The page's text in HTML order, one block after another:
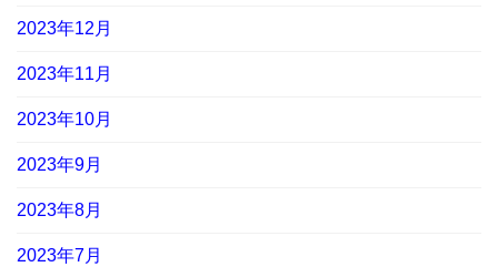
2023年12月
2023年11月
2023年10月
2023年9月
2023年8月
2023年7月